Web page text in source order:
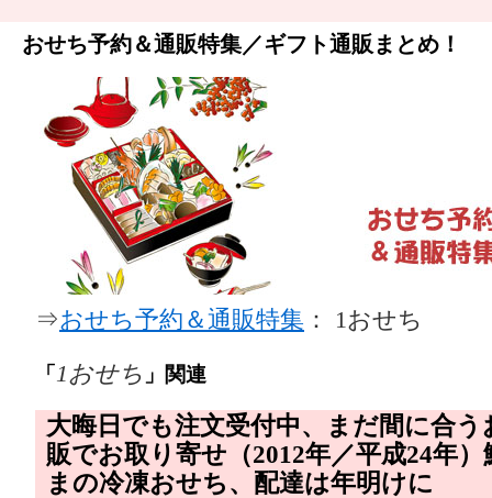
おせち予約＆通販特集／ギフト通販まとめ！
⇒おせち予約＆通販特集 ： 1おせち
「 1おせち 」関連
大晦日でも注文受付中、まだ間に合う
販でお取り寄せ（2012年／平成24年
まの冷凍おせち、配達は年明けに